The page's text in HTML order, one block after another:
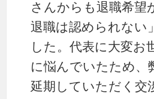
さんからも退職希望
退職は認められない
した。代表に大変お
に悩んでいたため、
延期していただく交